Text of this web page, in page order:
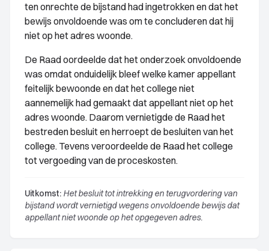
ten onrechte de bijstand had ingetrokken en dat het
bewijs onvoldoende was om te concluderen dat hij
niet op het adres woonde.
De Raad oordeelde dat het onderzoek onvoldoende
was omdat onduidelijk bleef welke kamer appellant
feitelijk bewoonde en dat het college niet
aannemelijk had gemaakt dat appellant niet op het
adres woonde. Daarom vernietigde de Raad het
bestreden besluit en herroept de besluiten van het
college. Tevens veroordeelde de Raad het college
tot vergoeding van de proceskosten.
Uitkomst: Het besluit tot intrekking en terugvordering van
bijstand wordt vernietigd wegens onvoldoende bewijs dat
appellant niet woonde op het opgegeven adres.